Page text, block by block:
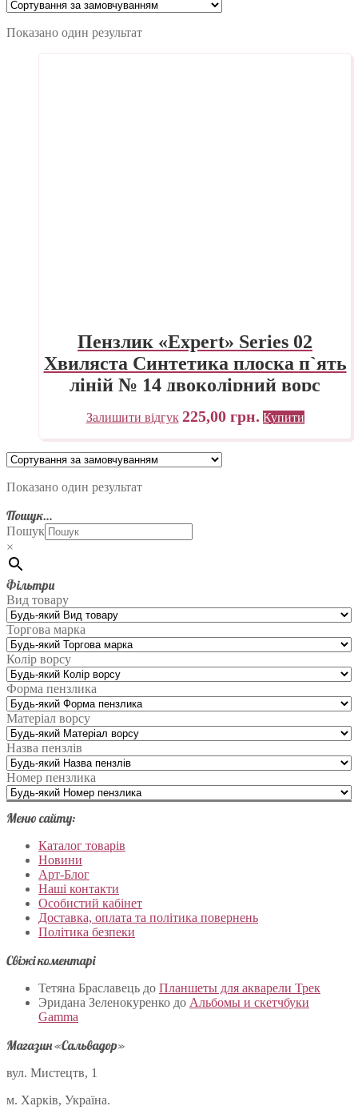
Показано один результат
Пензлик «Expert» Series 02
Хвиляста Синтетика плоска п`ять
ліній № 14 двоколірний ворс
Залишити відгук 225,00 грн. Купити
Показано один результат
Пошук…
Пошук
×
Фільтри
Вид товару
Торгова марка
Колір ворсу
Форма пензлика
Матеріал ворсу
Назва пензлів
Номер пензлика
Меню сайту:
Каталог товарів
Новини
Арт-Блог
Наші контакти
Особистий кабінет
Доставка, оплата та політика повернень
Політика безпеки
Свіжі коментарі
Тетяна Браславець до Планшеты для акварели Трек
Эридана Зеленокуренко до Альбомы и скетчбуки
Gamma
Магазин «Сальвадор»
вул. Мистецтв, 1
м. Харків, Україна.